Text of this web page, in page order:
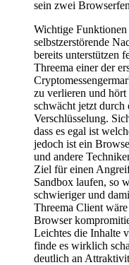
sein zwei
Wichtige
selbstzerstörende
bereits unterstützen
Threema einer der
zu verlieren und
schwächt jetzt durch
Verschlüsselung.
dass es egal ist
jedoch ist ein
und andere
Ziel für einen
Sandbox laufen, so
schwieriger und
Threema Client
Browser
Leichtes die Inhalte
finde es wirklich
deutlich an